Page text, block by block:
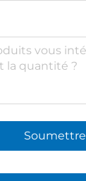
Soumettre